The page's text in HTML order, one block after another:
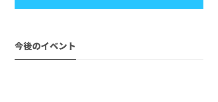
今後のイベント